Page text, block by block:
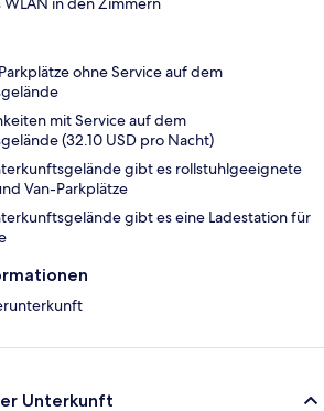
ohne Service auf dem
mit Service auf dem
(32.10 USD pro Nacht)
gibt es rollstuhlgeeignete
Van-Parkplätze
gibt es eine Ladestation für
Unterkunft